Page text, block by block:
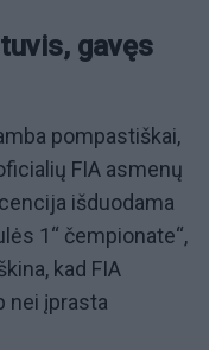
gavęs
pompastiškai,
FIA asmenų
išduodama
1“ čempionate“,
kad FIA
nei įprasta